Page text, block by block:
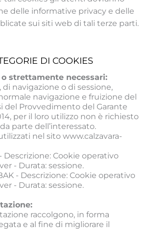
delle informative privacy e delle
sui siti web di tali terze parti.
DI COOKIES
strettamente necessari:
di navigazione o di sessione,
navigazione e fruizione del
del Provvedimento del Garante
per il loro utilizzo non è richiesto
parte dell’interessato.
nel sito www.calzavara-
Descrizione: Cookie operativo
- Durata: sessione.
- Descrizione: Cookie operativo
- Durata: sessione.
raccolgono, in forma
e al fine di migliorare il